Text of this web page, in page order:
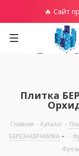
🔥 Сайт
Плитка
Главная - Каталог -
БЕРЕЗАКЕРАМИКА
-